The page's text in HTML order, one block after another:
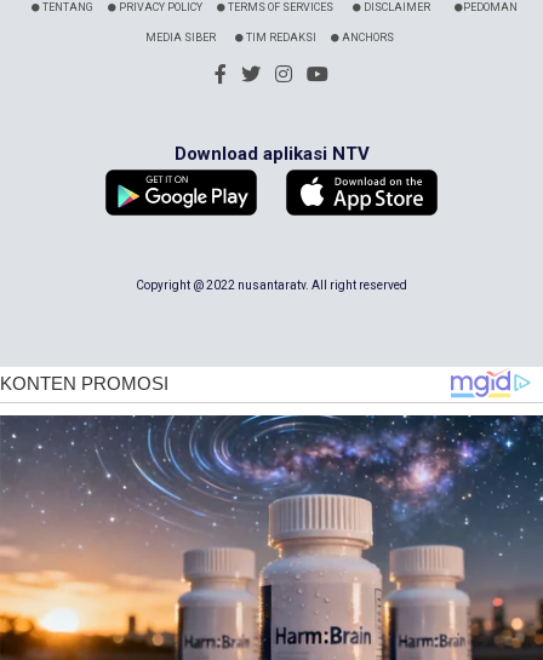
TENTANG PRIVACY POLICY TERMS OF SERVICES DISCLAIMER PEDOMAN
MEDIA SIBER TIM REDAKSI ANCHORS
Download aplikasi NTV
Copyright @ 2022 nusantaratv. All right reserved